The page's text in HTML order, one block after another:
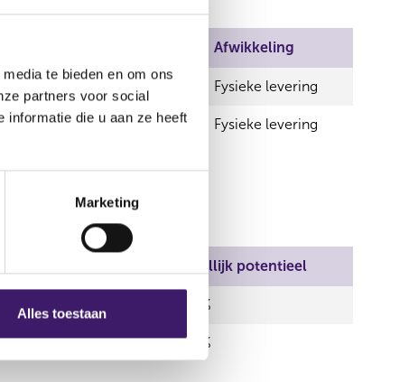
te bieden en om ons
partners voor social
informatie die u aan ze heeft
Marketing
Alles toestaan
Afwikkeling
Fysieke levering
Rechtstreeks Fysieke levering
Middellijk potentieel
0,00 % 0,00 %
0,00 % 0,00 %